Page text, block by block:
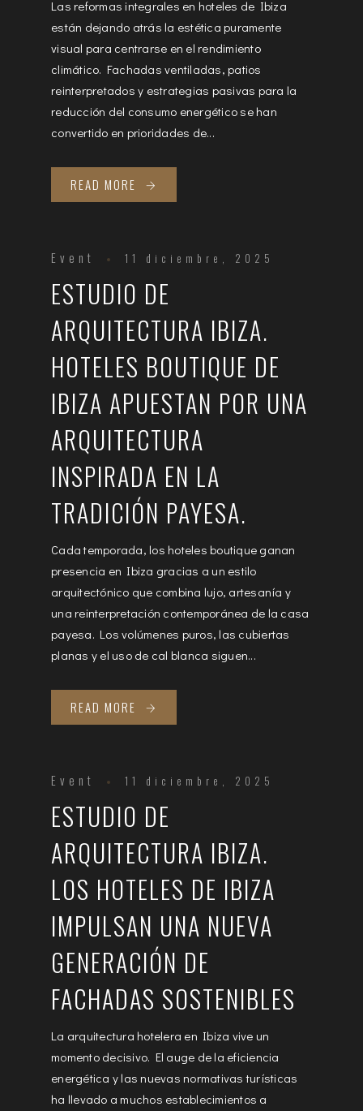
Las reformas integrales en hoteles de Ibiza
están dejando atrás la estética puramente
visual para centrarse en el rendimiento
climático. Fachadas ventiladas, patios
reinterpretados y estrategias pasivas para la
reducción del consumo energético se han
convertido en prioridades de...
READ MORE
Event 11 diciembre, 2025
ESTUDIO DE
ARQUITECTURA IBIZA.
HOTELES BOUTIQUE DE
IBIZA APUESTAN POR UNA
ARQUITECTURA
INSPIRADA EN LA
TRADICIÓN PAYESA.
Cada temporada, los hoteles boutique ganan
presencia en Ibiza gracias a un estilo
arquitectónico que combina lujo, artesanía y
una reinterpretación contemporánea de la casa
payesa. Los volúmenes puros, las cubiertas
planas y el uso de cal blanca siguen...
READ MORE
Event 11 diciembre, 2025
ESTUDIO DE
ARQUITECTURA IBIZA.
LOS HOTELES DE IBIZA
IMPULSAN UNA NUEVA
GENERACIÓN DE
FACHADAS SOSTENIBLES
La arquitectura hotelera en Ibiza vive un
momento decisivo. El auge de la eficiencia
energética y las nuevas normativas turísticas
ha llevado a muchos establecimientos a